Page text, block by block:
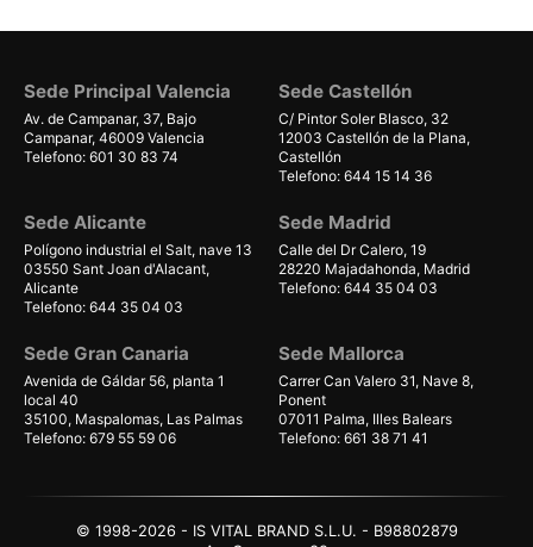
Sede Principal Valencia
Av. de Campanar, 37, Bajo
Campanar, 46009 Valencia
Telefono: 601 30 83 74
Sede Castellón
C/ Pintor Soler Blasco, 32
12003 Castellón de la Plana,
Castellón
Telefono: 644 15 14 36
Sede Alicante
Polígono industrial el Salt, nave 13
03550 Sant Joan d'Alacant,
Alicante
Telefono: 644 35 04 03
Sede Madrid
Calle del Dr Calero, 19
28220 Majadahonda, Madrid
Telefono: 644 35 04 03
Sede Gran Canaria
Avenida de Gáldar 56, planta 1
local 40
35100, Maspalomas, Las Palmas
Telefono: 679 55 59 06
Sede Mallorca
Carrer Can Valero 31, Nave 8,
Ponent
07011 Palma, Illes Balears
Telefono: 661 38 71 41
© 1998-2026 - IS VITAL BRAND S.L.U. - B98802879